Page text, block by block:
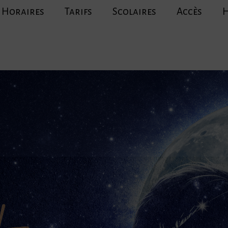
Horaires Tarifs Scolaires Accès